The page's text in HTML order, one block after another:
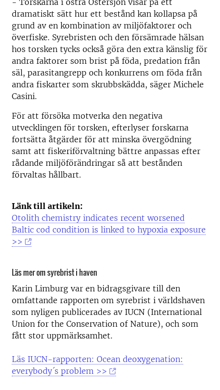
- Torskarna i östra Östersjön visar på ett
dramatiskt sätt hur ett bestånd kan kollapsa på
grund av en kombination av miljöfaktorer och
överfiske. Syrebristen och den försämrade hälsan
hos torsken tycks också göra den extra känslig för
andra faktorer som brist på föda, predation från
säl, parasitangrepp och konkurrens om föda från
andra fiskarter som skrubbskädda, säger Michele
Casini.
För att försöka motverka den negativa
utvecklingen för torsken, efterlyser forskarna
fortsätta åtgärder för att minska övergödning
samt att fiskeriförvaltning bättre anpassas efter
rådande miljöförändringar så att bestånden
förvaltas hållbart.
Länk till artikeln:
Otolith chemistry indicates recent worsened
Baltic cod condition is linked to hypoxia exposure
>>
Läs mer om syrebrist i haven
Karin Limburg var en bidragsgivare till den
omfattande rapporten om syrebrist i världshaven
som nyligen publicerades av IUCN (International
Union for the Conservation of Nature), och som
fått stor uppmärksamhet.
Läs IUCN-rapporten: Ocean deoxygenation:
everybody´s problem >>